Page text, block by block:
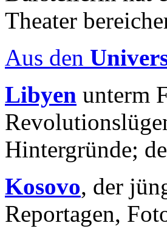
Theater
Aus den
Libyen unterm
Hintergründe;
Kosovo, der
Reportagen,